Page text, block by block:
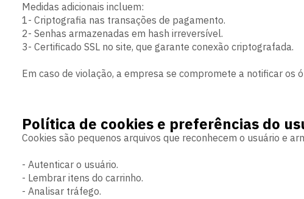
Medidas adicionais incluem:
1- Criptografia nas transações de pagamento.
2- Senhas armazenadas em hash irreversível.
3- Certificado SSL no site, que garante conexão criptografada.
Em caso de violação, a empresa se compromete a notificar os
Política de cookies e preferências do
Cookies são pequenos arquivos que reconhecem o usuário e
- Autenticar o usuário.
- Lembrar itens do carrinho.
- Analisar tráfego.